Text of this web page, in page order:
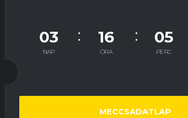
03
NAP
16
ÓRA
05
PERC
MECCSADATLAP